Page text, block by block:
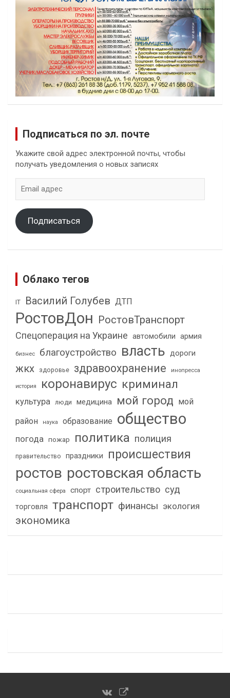
Подписаться по эл. почте
Укажите свой адрес электронной почты, чтобы
получать уведомления о новых записях
адрес
Подписаться
Облако тегов
IT Василий Голубев ДТП
РостовДон РостовТранспорт
Спецоперация на Украине автомобили армия
бизнес благоустройство власть дороги
жкх здоровье здравоохранение инопресса
история коронавирус криминал
культура люди медицина мой город мой
район
наука образование общество
погода пожар политика полиция
правительство праздники происшествия
ростов ростовская область
социальная сфера спорт строительство суд
торговля транспорт финансы экология
экономика